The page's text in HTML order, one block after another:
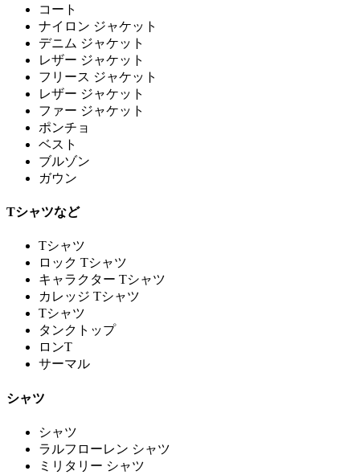
コート
ナイロン ジャケット
デニム ジャケット
レザー ジャケット
フリース ジャケット
レザー ジャケット
ファー ジャケット
ポンチョ
ベスト
ブルゾン
ガウン
Tシャツなど
Tシャツ
ロック Tシャツ
キャラクター Tシャツ
カレッジ Tシャツ
Tシャツ
タンクトップ
ロンT
サーマル
シャツ
シャツ
ラルフローレン シャツ
ミリタリー シャツ